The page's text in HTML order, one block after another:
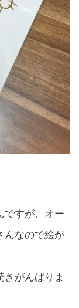
ですが、オー
んなので絵が
がんばりま